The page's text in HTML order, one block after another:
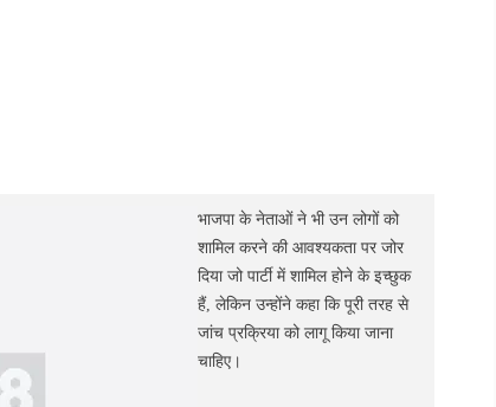
भाजपा के नेताओं ने भी उन लोगों को
शामिल करने की आवश्यकता पर जोर
दिया जो पार्टी में शामिल होने के इच्छुक
हैं, लेकिन उन्होंने कहा कि पूरी तरह से
जांच प्रक्रिया को लागू किया जाना
चाहिए।